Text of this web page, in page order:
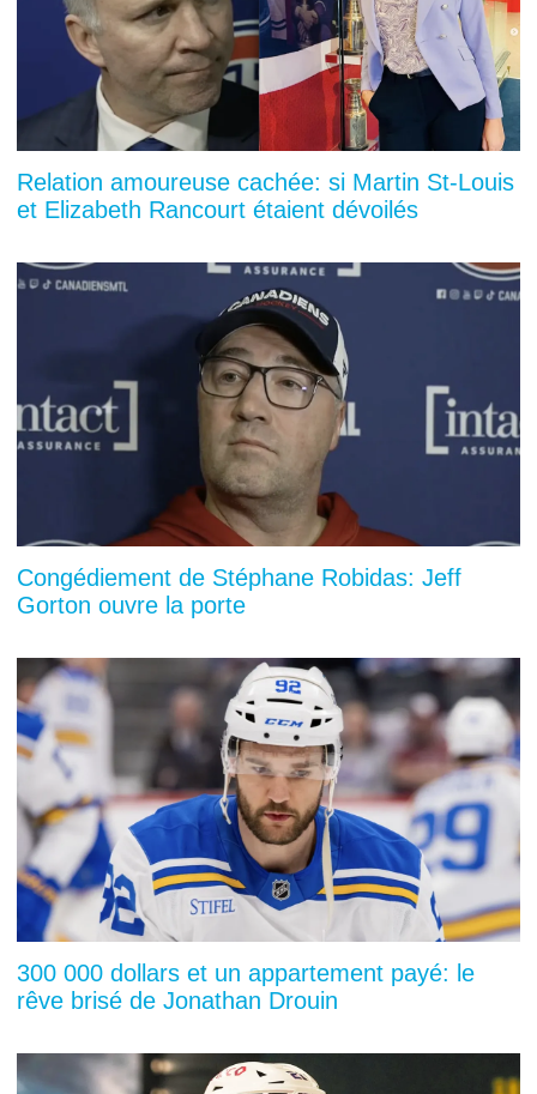
Relation amoureuse cachée: si Martin St-Louis
et Elizabeth Rancourt étaient dévoilés
Congédiement de Stéphane Robidas: Jeff
Gorton ouvre la porte
300 000 dollars et un appartement payé: le
rêve brisé de Jonathan Drouin